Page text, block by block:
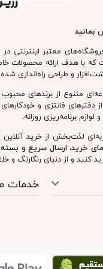
بمانید
معتبر اینترنتی
که با هدف ارائه محصولات
و طراحی راه‌اندازی
متنوع از برندهای
فانتزی و خودکارهای
لوازم برنامه‌ریزی روزانه.
لذت‌بخش از خرید آنلاین
خرید، ارسال سریع و
کنید و از دنیای رنگارنگ و
خدمات